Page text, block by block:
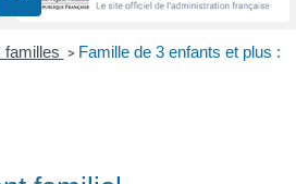
familles > Famille de 3 enfants et plus :